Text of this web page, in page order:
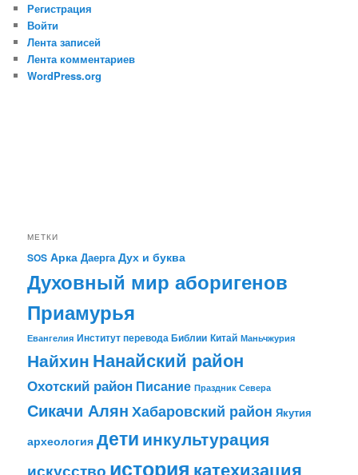
Регистрация
Войти
Лента записей
Лента комментариев
WordPress.org
МЕТКИ
SOS Арка Даерга Дух и буква
Духовный мир аборигенов
Приамурья
Евангелия Институт перевода Библии Китай Маньчжурия
Найхин Нанайский район
Охотский район Писание Праздник Севера
Сикачи АлянХабаровский район Якутия
археология детиинкультурация
искусство история катехизация